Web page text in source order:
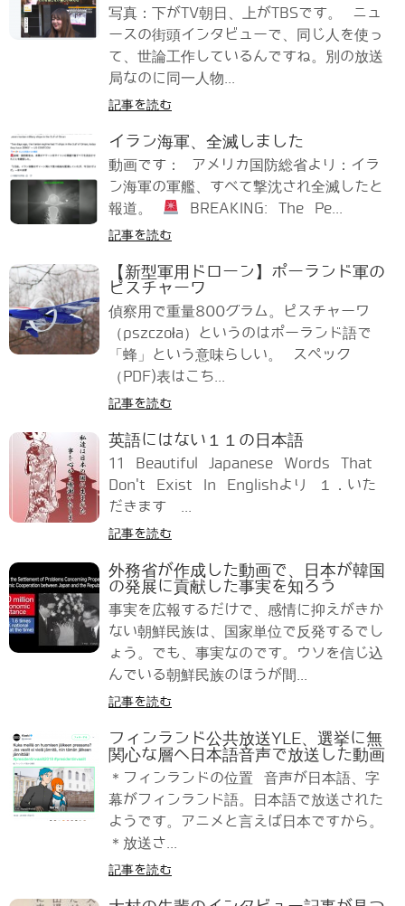
写真：下がTV朝日、上がTBSです。 ニュ
ースの街頭インタビューで、同じ人を使っ
て、世論工作しているんですね。別の放送
局なのに同一人物...
記事を読む
イラン海軍、全滅しました
動画です： アメリカ国防総省より：イラ
ン海軍の軍艦、すべて撃沈され全滅したと
報道。
BREAKING: The Pe...
記事を読む
【新型軍用ドローン】ポーランド軍の
ピスチャーワ
偵察用で重量800グラム。ピスチャーワ
（pszczoła）というのはポーランド語で
「蜂」という意味らしい。 スペック
（PDF)表はこち...
記事を読む
英語にはない１１の日本語
11 Beautiful Japanese Words That
Don't Exist In Englishより １．いた
だきます ...
記事を読む
外務省が作成した動画で、日本が韓国
の発展に貢献した事実を知ろう
事実を広報するだけで、感情に抑えがきか
ない朝鮮民族は、国家単位で反発するでし
ょう。でも、事実なのです。ウソを信じ込
んでいる朝鮮民族のほうが間...
記事を読む
フィンランド公共放送YLE、選挙に無
関心な層へ日本語音声で放送した動画
＊フィンランドの位置 音声が日本語、字
幕がフィンランド語。日本語で放送された
ようです。アニメと言えば日本ですから。
＊放送さ...
記事を読む